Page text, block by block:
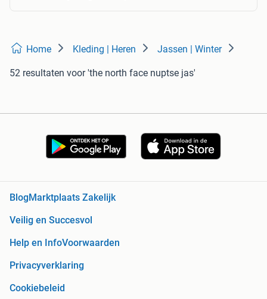
Home Kleding | Heren Jassen | Winter
52 resultaten voor 'the north face nuptse jas'
Blog Marktplaats Zakelijk
Veilig en Succesvol
Help en InfoVoorwaarden
Privacyverklaring
Cookiebeleid